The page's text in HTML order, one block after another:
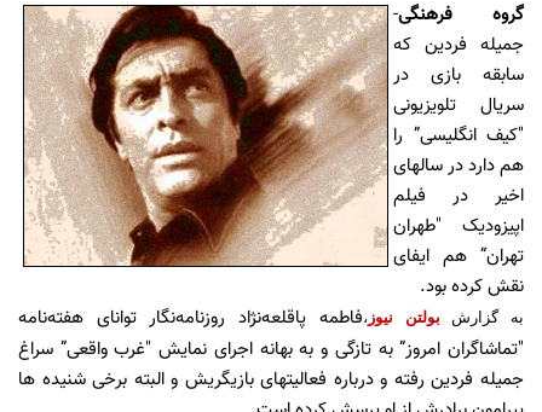
گروه فرهنگی-
جمیله فردین که
سابقه بازی در
سریال تلویزیونی
"کیف انگلیسی” را
هم دارد در سالهای
اخیر در فیلم
اپیزودیک "طهران
تهران” هم ایفای
نقش کرده بود.
به گزارش بولتن نیوز ،فاطمه پاقلعه‌نژاد روزنامه‌نگار توانای هفته‌نامه
"تماشاگران امروز” به تازگی و به بهانه اجرای نمایش "غرب واقعی” سراغ
جمیله فردین رفته و درباره فعالیتهای بازیگریش و البته برخی شنیده ها